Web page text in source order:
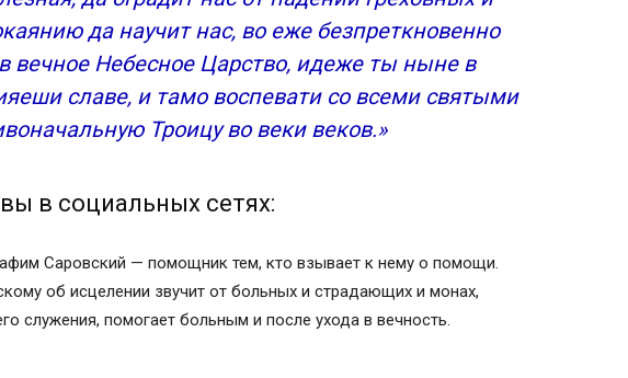
да научит нас, во еже безпреткновенно
вечное Небесное Царство, идеже ты ныне в
славе, и тамо воспевати со всеми святыми
Троицу во веки веков.»
в социальных сетях:
Саровский — помощник тем, кто взывает к нему о помощи.
об исцелении звучит от больных и страдающих и монах,
служения, помогает больным и после ухода в вечность.